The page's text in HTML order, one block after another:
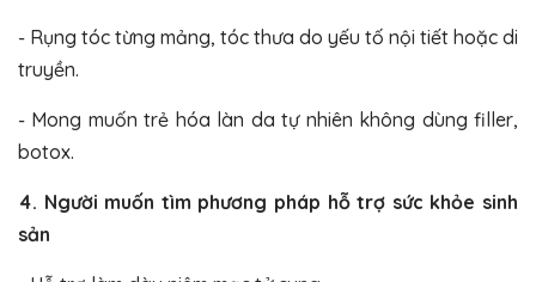
- Rụng tóc từng mảng, tóc thưa do yếu tố nội tiết hoặc di
truyền.
- Mong muốn trẻ hóa làn da tự nhiên không dùng filler,
botox.
4. Người muốn tìm phương pháp hỗ trợ sức khỏe sinh
sản